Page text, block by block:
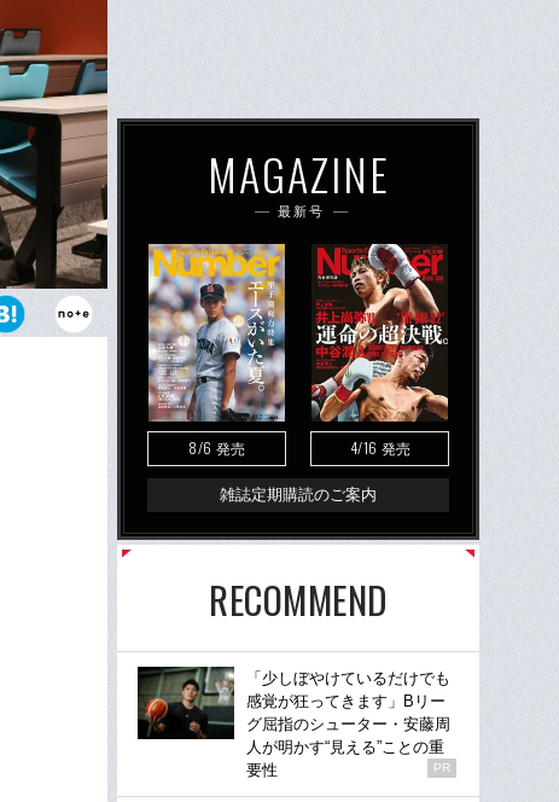
庫・滝川高
MAGAZINE
最新号
8/6 発売 4/16 発売
雑誌定期購読のご案内
RECOMMEND
「少しぼやけているだけでも
感覚が狂ってきます」Bリー
グ屈指のシューター・安藤周
人が明かす“見える”ことの重
要性
PR